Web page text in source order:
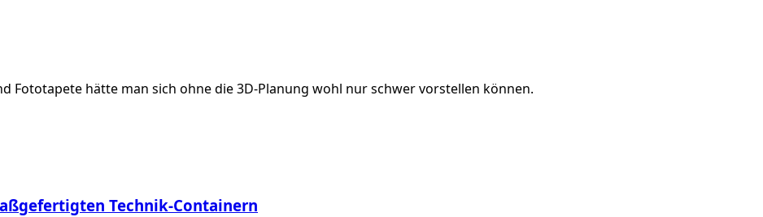
Fototapete hätte man sich ohne die 3D-Planung wohl nur schwer vorstellen können.
Technik-Containern